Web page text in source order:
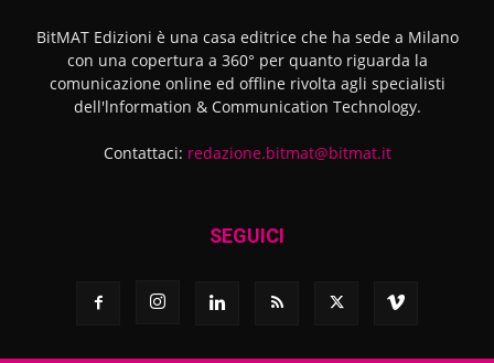
BitMAT Edizioni è una casa editrice che ha sede a Milano
con una copertura a 360° per quanto riguarda la
comunicazione online ed offline rivolta agli specialisti
dell'lnformation & Communication Technology.
Contattaci: redazione.bitmat@bitmat.it
SEGUICI